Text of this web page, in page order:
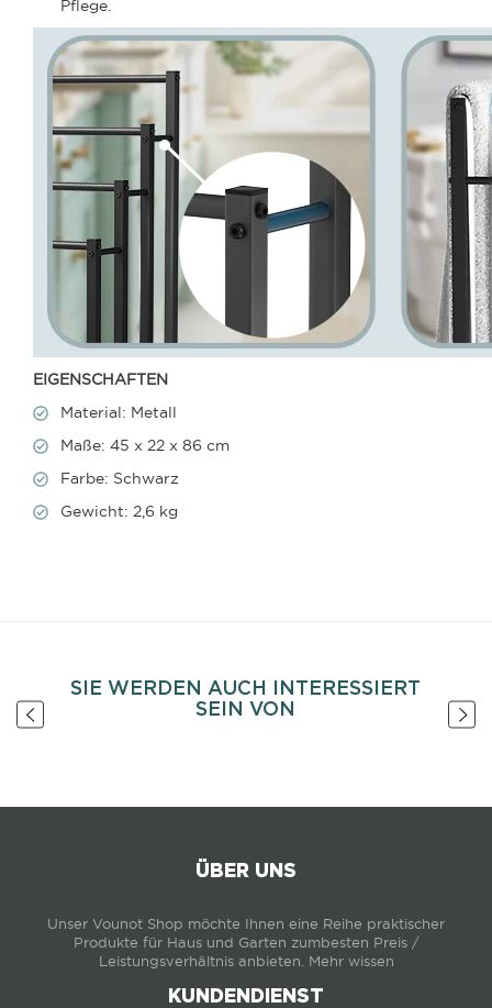
Pflege.
EIGENSCHAFTEN
Material: Metall
Maße: 45 x 22 x 86 cm
Farbe: Schwarz
Gewicht: 2,6 kg
SIE WERDEN AUCH INTERESSIERT
SEIN VON
ÜBER UNS
Unser Vounot Shop möchte Ihnen eine Reihe praktischer
Produkte für Haus und Garten zumbesten Preis /
Leistungsverhältnis anbieten.
Mehr wissen
KUNDENDIENST